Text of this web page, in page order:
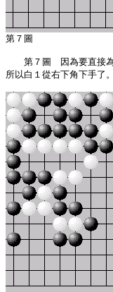
第７圖　因為要直接為
所以白１從右下角下手了。